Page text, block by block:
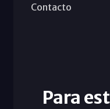
Contacto
Para